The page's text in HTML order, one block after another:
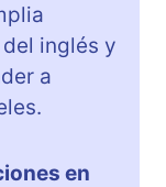
inglés y
a
en